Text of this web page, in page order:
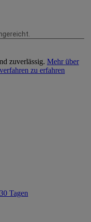
zuverlässig. Mehr über
zu erfahren
Tagen